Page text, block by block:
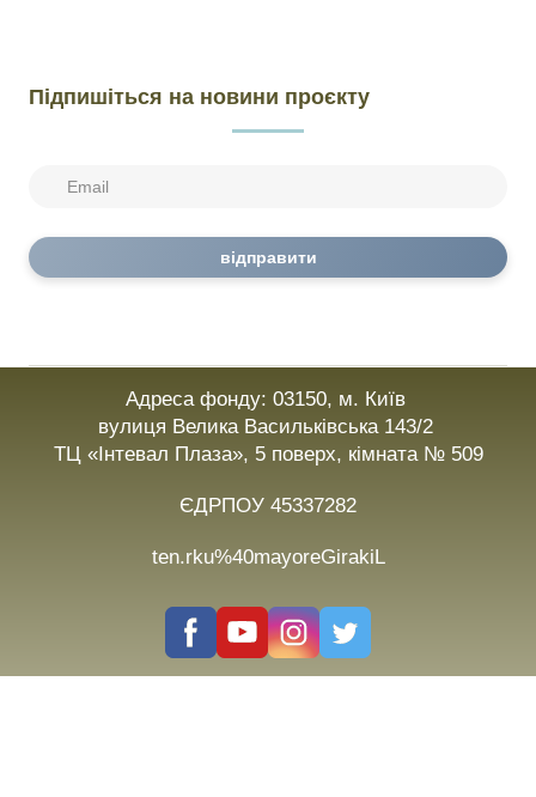
Підпишіться на новини проєкту
відправити
Адреса фонду: 03150, м. Київ
вулиця Велика Васильківська 143/2
ТЦ «Інтевал Плаза», 5 поверх, кімната № 509
ЄДРПОУ 45337282
ten.rku%40mayoreGirakiL